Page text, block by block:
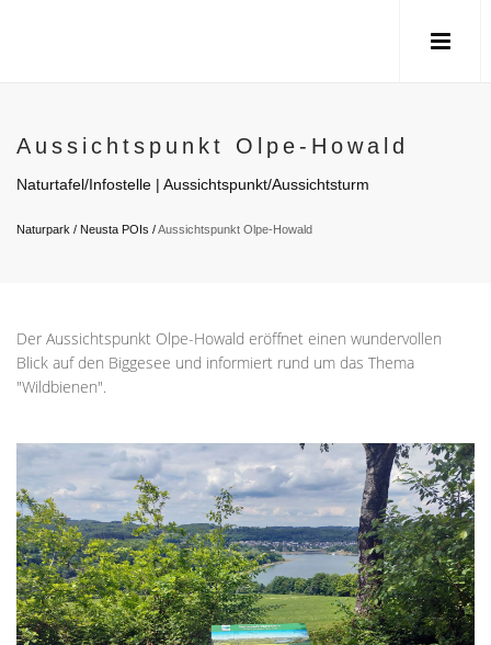
Aussichtspunkt Olpe-Howald
Naturtafel/Infostelle | Aussichtspunkt/Aussichtsturm
Naturpark / Neusta POIs /Aussichtspunkt Olpe-Howald
Der Aussichtspunkt Olpe-Howald eröffnet einen wundervollen
Blick auf den Biggesee und informiert rund um das Thema
"Wildbienen".